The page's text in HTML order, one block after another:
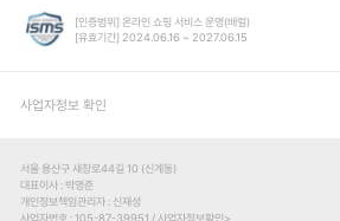
[인증범위] 온라인 쇼핑 서비스 운영(배럴)
[유효기간] 2024.06.16 ~ 2027.06.15
사업자정보 확인
서울 용산구 새창로44길 10 (신계동)
대표이사
박영준
개인정보책임관리자
신재성
사업자번호
105-87-39951 /사업자정보확인